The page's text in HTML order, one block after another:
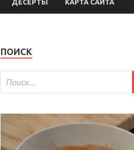
ДЕСЕРТЫ КАРТА САЙТА
ПОИСК